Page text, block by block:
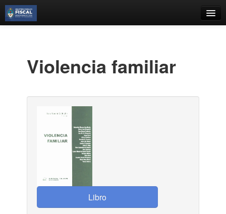
Estantes Virtuales
Iniciar sesión
Violencia familiar